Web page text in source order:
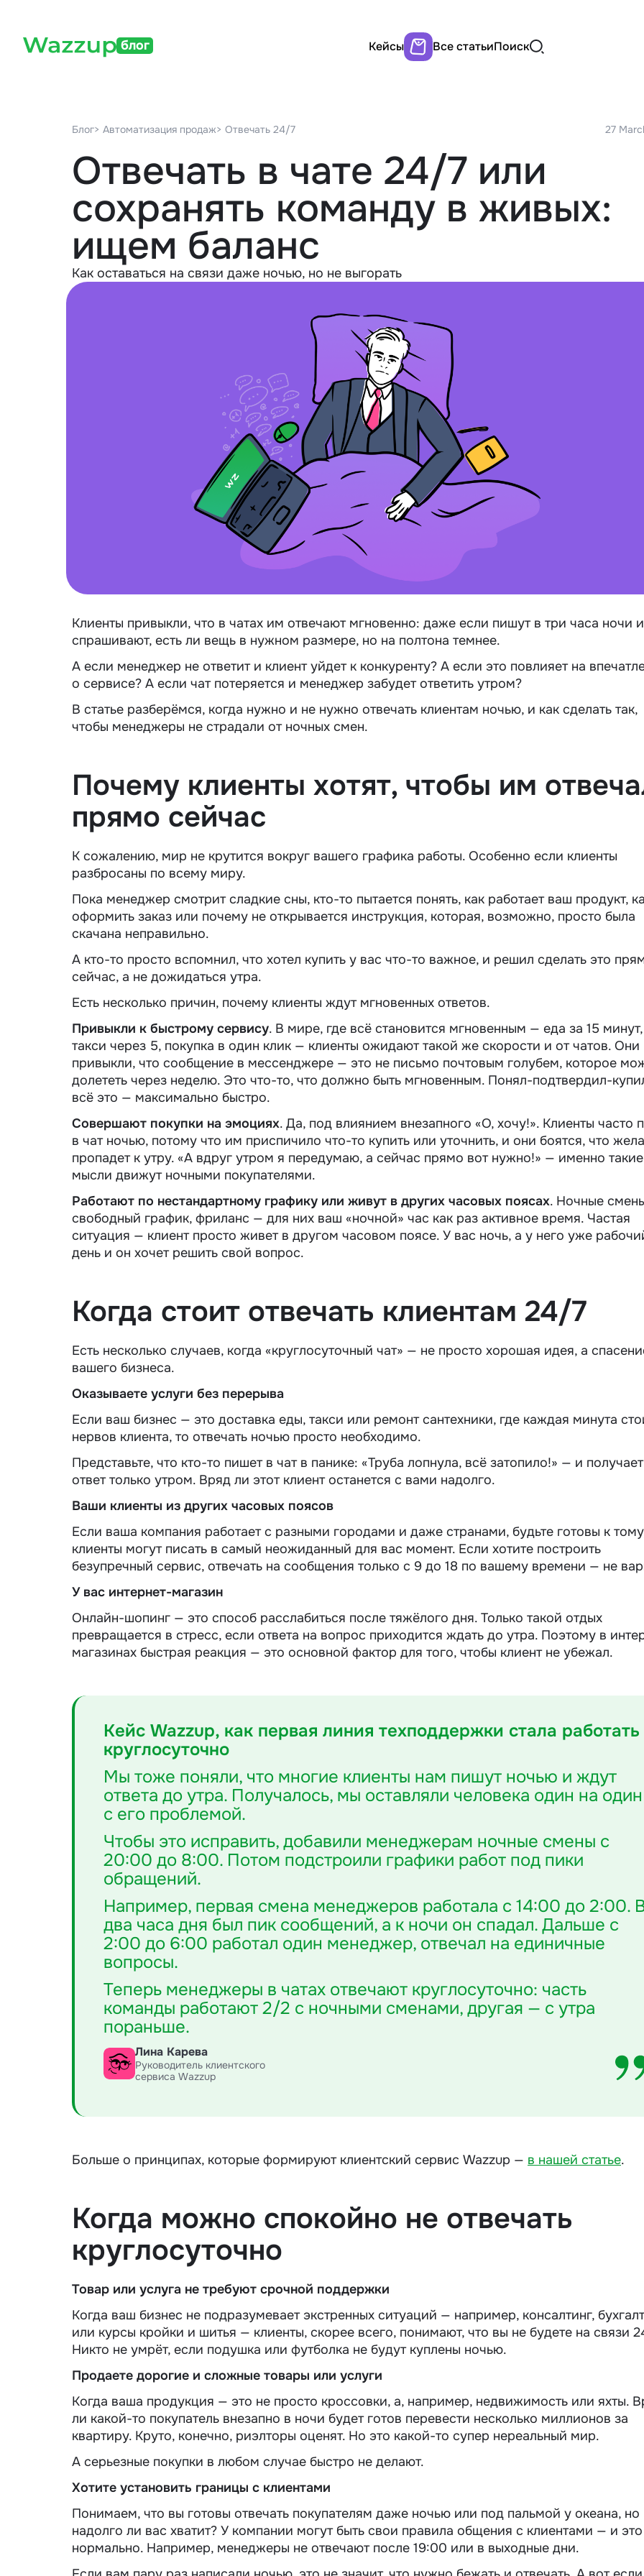
блог Кейсы Все статьиПоиск
Блог> Автоматизация продаж> Отвечать 24/7 27
Отвечать в чате 24/7 или
сохранять команду в живых:
ищем баланс
Как оставаться на связи даже ночью, но не выгорать
Клиенты привыкли, что в чатах им отвечают мгновенно: даже если пишут в три часа ночи и
спрашивают, есть ли вещь в нужном размере, но на полтона темнее.
А если менеджер не ответит и клиент уйдет к конкуренту? А если это повлияет на
о сервисе? А если чат потеряется и менеджер забудет ответить утром?
В статье разберёмся, когда нужно и не нужно отвечать клиентам ночью, и как сделать так,
чтобы менеджеры не страдали от ночных смен.
Почему клиенты хотят, чтобы им
прямо сейчас
К сожалению, мир не крутится вокруг вашего графика работы. Особенно если клиенты
разбросаны по всему миру.
Пока менеджер смотрит сладкие сны, кто-то пытается понять, как работает ваш продукт,
оформить заказ или почему не открывается инструкция, которая, возможно, просто была
скачана неправильно.
А кто-то просто вспомнил, что хотел купить у вас что-то важное, и решил сделать это
сейчас, а не дожидаться утра.
Есть несколько причин, почему клиенты ждут мгновенных ответов.
Привыкли к быстрому сервису. В мире, где всё становится мгновенным — еда за 15 минут,
такси через 5, покупка в один клик — клиенты ожидают такой же скорости и от чатов. Они
привыкли, что сообщение в мессенджере — это не письмо почтовым голубем, которое
долететь через неделю. Это что-то, что должно быть мгновенным. Понял-подтвердил-
всё это — максимально быстро.
Совершают покупки на эмоциях. Да, под влиянием внезапного «О, хочу!». Клиенты часто
в чат ночью, потому что им приспичило что-то купить или уточнить, и они боятся, что
пропадет к утру. «А вдруг утром я передумаю, а сейчас прямо вот нужно!» — именно такие
мысли движут ночными покупателями.
Работают по нестандартному графику или живут в других часовых поясах. Ночные
свободный график, фриланс — для них ваш «ночной» час как раз активное время. Частая
ситуация — клиент просто живет в другом часовом поясе. У вас ночь, а у него уже
день и он хочет решить свой вопрос.
Когда стоит отвечать клиентам 24/7
Есть несколько случаев, когда «круглосуточный чат» — не просто хорошая идея, а
вашего бизнеса.
Оказываете услуги без перерыва
Если ваш бизнес — это доставка еды, такси или ремонт сантехники, где каждая минута
нервов клиента, то отвечать ночью просто необходимо.
Представьте, что кто-то пишет в чат в панике: «Труба лопнула, всё затопило!» — и получает
ответ только утром. Вряд ли этот клиент останется с вами надолго.
Ваши клиенты из других часовых поясов
Если ваша компания работает с разными городами и даже странами, будьте готовы к
клиенты могут писать в самый неожиданный для вас момент. Если хотите построить
безупречный сервис, отвечать на сообщения только с 9 до 18 по вашему времени — не
У вас интернет-магазин
Онлайн-шопинг — это способ расслабиться после тяжёлого дня. Только такой отдых
превращается в стресс, если ответа на вопрос приходится ждать до утра. Поэтому в
магазинах быстрая реакция — это основной фактор для того, чтобы клиент не убежал.
Кейс Wazzup, как первая линия техподдержки стала работать
круглосуточно
Мы тоже поняли, что многие клиенты нам пишут ночью и ждут
ответа до утра. Получалось, мы оставляли человека один на один
с его проблемой.
Чтобы это исправить, добавили менеджерам ночные смены с
20:00 до 8:00. Потом подстроили графики работ под пики
обращений.
Например, первая смена менеджеров работала с 14:00 до 2:00.
два часа дня был пик сообщений, а к ночи он спадал. Дальше с
2:00 до 6:00 работал один менеджер, отвечал на единичные
вопросы.
Теперь менеджеры в чатах отвечают круглосуточно: часть
команды работают 2/2 с ночными сменами, другая — с утра
пораньше.
Лина Карева
Руководитель клиентского
сервиса Wazzup
Больше о принципах, которые формируют клиентский сервис Wazzup — в нашей статье.
Когда можно спокойно не отвечать
круглосуточно
Товар или услуга не требуют срочной поддержки
Когда ваш бизнес не подразумевает экстренных ситуаций — например, консалтинг,
или курсы кройки и шитья — клиенты, скорее всего, понимают, что вы не будете на связи
Никто не умрёт, если подушка или футболка не будут куплены ночью.
Продаете дорогие и сложные товары или услуги
Когда ваша продукция — это не просто кроссовки, а, например, недвижимость или яхты.
ли какой-то покупатель внезапно в ночи будет готов перевести несколько миллионов за
квартиру. Круто, конечно, риэлторы оценят. Но это какой-то супер нереальный мир.
А серьезные покупки в любом случае быстро не делают.
Хотите установить границы с клиентами
Понимаем, что вы готовы отвечать покупателям даже ночью или под пальмой у океана, но
надолго ли вас хватит? У компании могут быть свои правила общения с клиентами — и это
нормально. Например, менеджеры не отвечают после 19:00 или в выходные дни.